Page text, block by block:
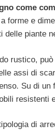
come
a forme e
delle piante
rustico,
assi di
Su di
resistenti
di